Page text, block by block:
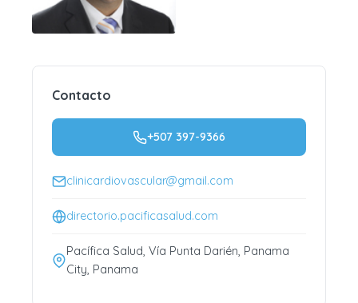
Contacto
+507 397-9366
clinicardiovascular@gmail.com
directorio.pacificasalud.com
Pacífica Salud, Vía Punta Darién, Panama
City, Panama